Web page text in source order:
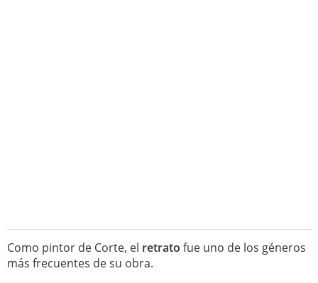
Como pintor de Corte, el retrato fue uno de los géneros
más frecuentes de su obra.